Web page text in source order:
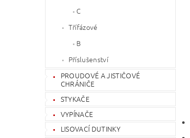
C
Třífázové
B
Příslušenství
PROUDOVÉ A JISTIČOVÉ
CHRÁNIČE
STYKAČE
VYPÍNAČE
LISOVACÍ DUTINKY